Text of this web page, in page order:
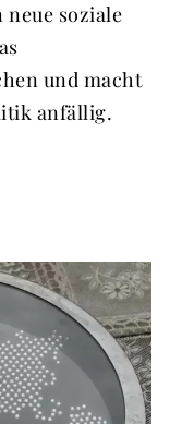
soziale
und macht
anfällig.